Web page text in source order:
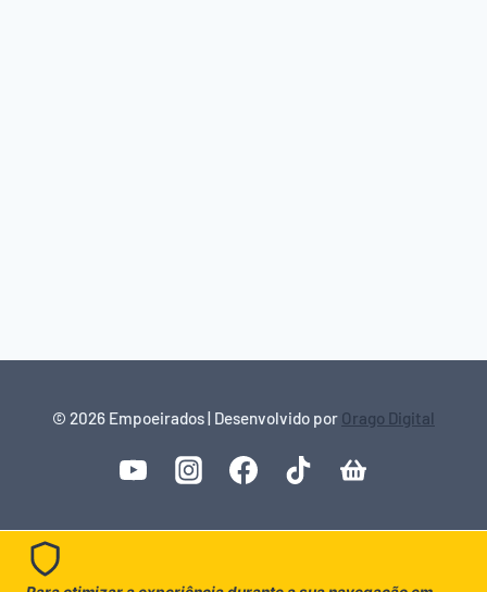
© 2026 Empoeirados | Desenvolvido por Orago Digital